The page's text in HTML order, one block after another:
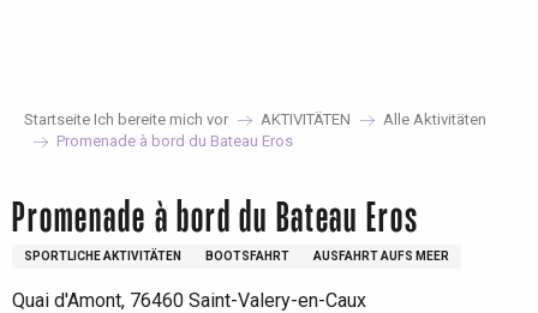
Startseite Ich bereite mich vor AKTIVITÄTEN
Alle Aktivitäten
Promenade à bord du Bateau Eros
Promenade à bord du Bateau Eros
SPORTLICHE AKTIVITÄTEN BOOTSFAHRT AUSFAHRT AUFS MEER
Quai d'Amont, 76460 Saint-Valery-en-Caux